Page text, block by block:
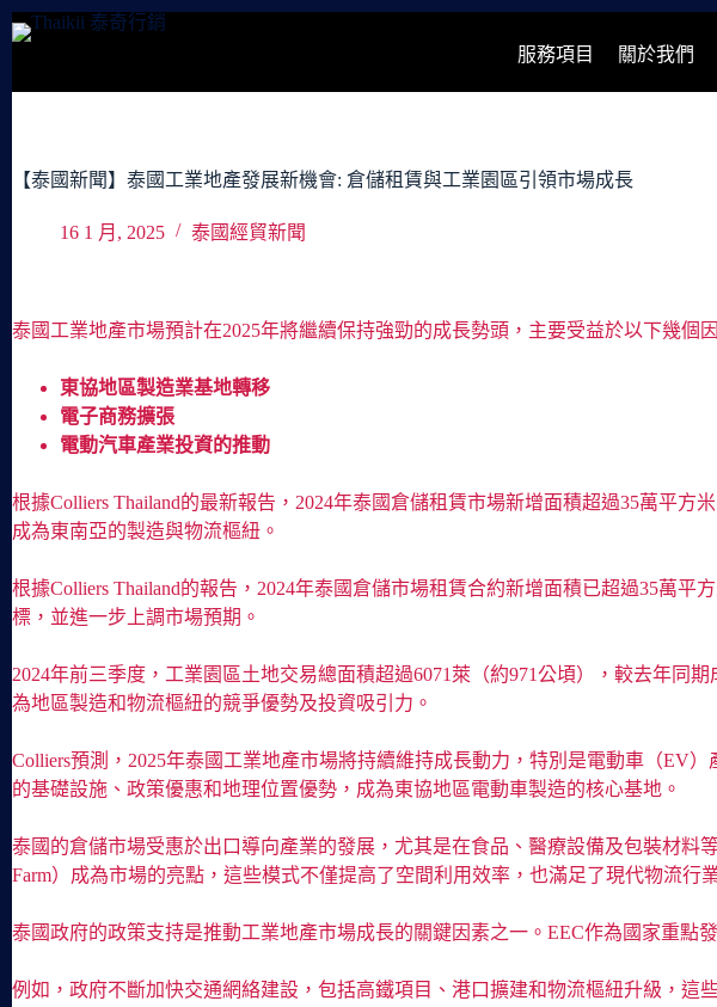
跳
容
服務項目 關於我們
【泰國新聞】泰國工業地產發展新機會: 倉儲租賃與工業園區引領市場成長
16 1 月, 2025 泰國經貿新聞
泰國工業地產市場預計在2025年將繼續保持強勁的成長勢頭，主要受益於以下幾個因
東協地區製造業基地轉移
電子商務擴張
電動汽車產業投資的推動
根據Colliers Thailand的最新報告，2024年泰國倉儲租賃市場新增面積超過35萬平
成為東南亞的製造與物流樞紐。
根據Colliers Thailand的報告，2024年泰國倉儲市場租賃合約新增面積已超過35萬
標，並進一步上調市場預期。
2024年前三季度，工業園區土地交易總面積超過6071萊（約971公頃），較去年同
為地區製造和物流樞紐的競爭優勢及投資吸引力。
Colliers預測，2025年泰國工業地產市場將持續維持成長動力，特別是電動車（EV
的基礎設施、政策優惠和地理位置優勢，成為東協地區電動車製造的核心基地。
泰國的倉儲市場受惠於出口導向產業的發展，尤其是在食品、醫療設備及包裝材料
Farm）成為市場的亮點，這些模式不僅提高了空間利用效率，也滿足了現代物流行
泰國政府的政策支持是推動工業地產市場成長的關鍵因素之一。EEC作為國家重
例如，政府不斷加快交通網絡建設，包括高鐵項目、港口擴建和物流樞紐升級，這